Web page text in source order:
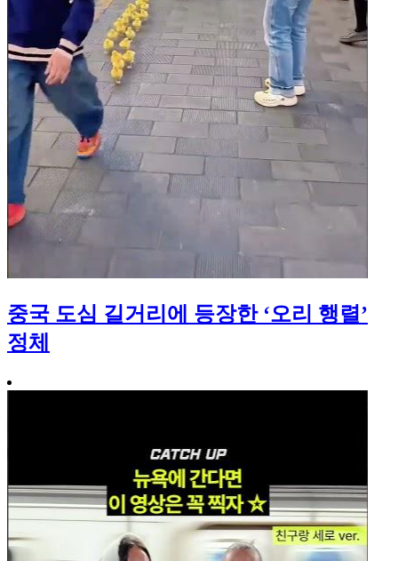
중국 도심 길거리에 등장한 ‘오리 행렬’
정체